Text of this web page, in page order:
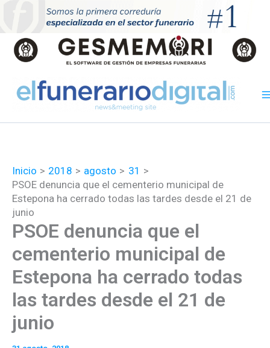
contenido
Inicio 2018 agosto
31
PSOE denuncia que el cementerio municipal de
Estepona ha cerrado todas las tardes desde el 21 de
junio
PSOE denuncia que el
cementerio municipal de
Estepona ha cerrado todas
las tardes desde el 21 de
junio